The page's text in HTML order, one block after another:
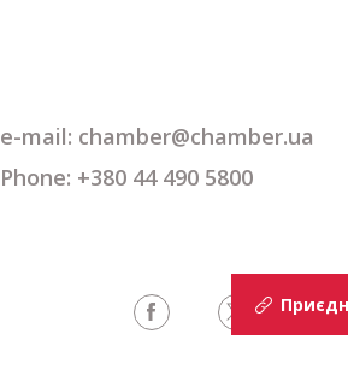
e-mail: chamber@chamber.ua
Phone: +380 44 490 5800